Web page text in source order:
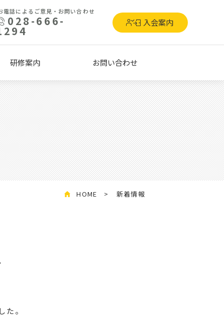
研修案内 お問い合わせ
電話によるご意見・お問い合わせ
028-666- 入会案内
HOME 新着情報
。